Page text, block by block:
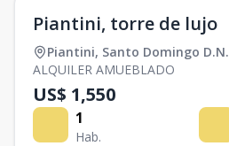
Piantini, torre de lujo
Piantini, Santo Domingo D.N.
ALQUILER AMUEBLADO
US$ 1,550
1
Hab.